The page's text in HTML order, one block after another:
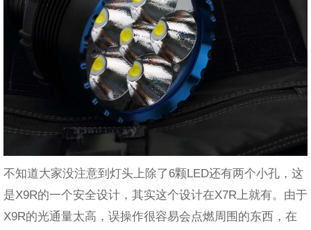
不知道大家没注意到灯头上除了6颗LED还有两个小孔，这
是X9R的一个安全设计，其实这个设计在X7R上就有。由于
X9R的光通量太高，误操作很容易会点燃周围的东西，在